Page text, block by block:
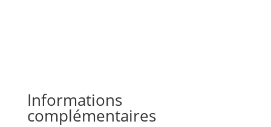
Informations
complémentaires